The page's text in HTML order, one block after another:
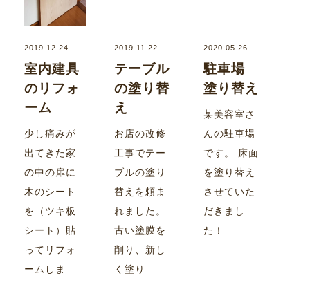
2019.12.24
室内建具
のリフォ
ーム
少し痛みが
出てきた家
の中の扉に
木のシート
を（ツキ板
シート）貼
ってリフォ
ームしま…
2019.11.22
テーブル
の塗り替
え
お店の改修
工事でテー
ブルの塗り
替えを頼ま
れました。
古い塗膜を
削り、新し
く塗り…
2020.05.26
駐車場
塗り替え
某美容室さ
んの駐車場
です。 床面
を塗り替え
させていた
だきまし
た！